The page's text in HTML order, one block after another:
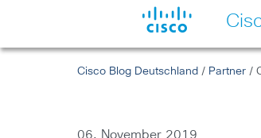
Cisco Blog Deutschland / Partner /
06. November 2019